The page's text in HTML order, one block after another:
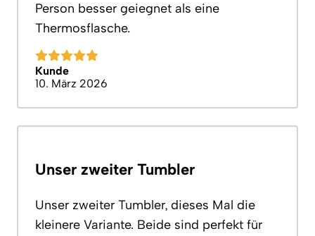
Person besser geiegnet als eine
Thermosflasche.
Kunde
10. März 2026
Unser zweiter Tumbler
Unser zweiter Tumbler, dieses Mal die
kleinere Variante. Beide sind perfekt für